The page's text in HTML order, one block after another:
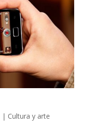
| Cultura y arte